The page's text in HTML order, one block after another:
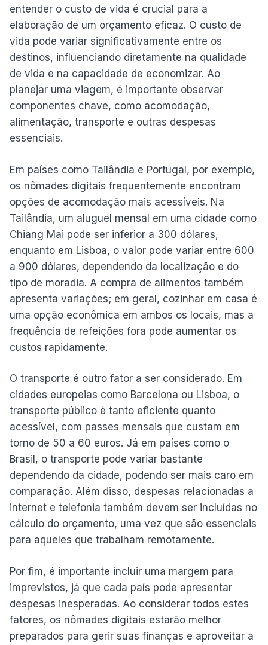
entender o custo de vida é crucial para a
elaboração de um orçamento eficaz. O custo de
vida pode variar significativamente entre os
destinos, influenciando diretamente na qualidade
de vida e na capacidade de economizar. Ao
planejar uma viagem, é importante observar
componentes chave, como acomodação,
alimentação, transporte e outras despesas
essenciais.
Em países como Tailândia e Portugal, por exemplo,
os nômades digitais frequentemente encontram
opções de acomodação mais acessíveis. Na
Tailândia, um aluguel mensal em uma cidade como
Chiang Mai pode ser inferior a 300 dólares,
enquanto em Lisboa, o valor pode variar entre 600
a 900 dólares, dependendo da localização e do
tipo de moradia. A compra de alimentos também
apresenta variações; em geral, cozinhar em casa é
uma opção econômica em ambos os locais, mas a
frequência de refeições fora pode aumentar os
custos rapidamente.
O transporte é outro fator a ser considerado. Em
cidades europeias como Barcelona ou Lisboa, o
transporte público é tanto eficiente quanto
acessível, com passes mensais que custam em
torno de 50 a 60 euros. Já em países como o
Brasil, o transporte pode variar bastante
dependendo da cidade, podendo ser mais caro em
comparação. Além disso, despesas relacionadas a
internet e telefonia também devem ser incluídas no
cálculo do orçamento, uma vez que são essenciais
para aqueles que trabalham remotamente.
Por fim, é importante incluir uma margem para
imprevistos, já que cada país pode apresentar
despesas inesperadas. Ao considerar todos estes
fatores, os nômades digitais estarão melhor
preparados para gerir suas finanças e aproveitar a